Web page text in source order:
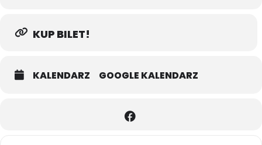
KUP BILET!
KALENDARZ GOOGLE KALENDARZ